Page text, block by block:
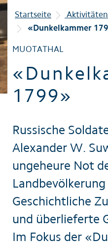
Winter
Familie
Startseite
Aktivitäten
«Dunkelkammer
MUOTATHAL
1799»
Russische
Alexander W.
ungeheure Not
Geschichtliche
und überlieferte
Im Fokus der